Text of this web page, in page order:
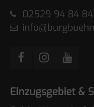
02529 94 84 84
Einzugsgebiet &